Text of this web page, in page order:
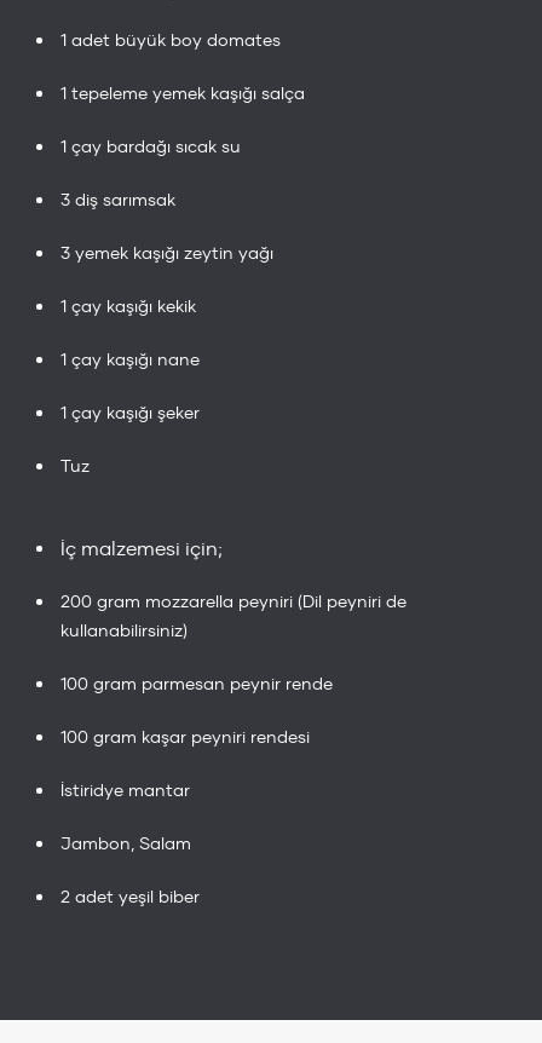
1 adet büyük boy domates
1 tepeleme yemek kaşığı salça
1 çay bardağı sıcak su
3 diş sarımsak
3 yemek kaşığı zeytin yağı
1 çay kaşığı kekik
1 çay kaşığı nane
1 çay kaşığı şeker
Tuz
İç malzemesi için;
200 gram mozzarella peyniri (Dil peyniri de
kullanabilirsiniz)
100 gram parmesan peynir rende
100 gram kaşar peyniri rendesi
İstiridye mantar
Jambon, Salam
2 adet yeşil biber